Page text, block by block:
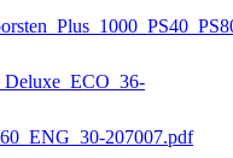
207007.pdf